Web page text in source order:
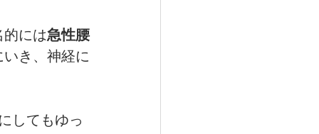
には急性腰
き、神経に
してもゆっ